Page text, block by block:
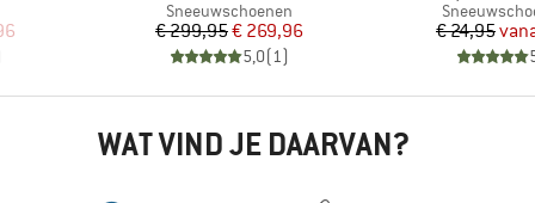
prijs
Productgroep
Sneeuwschoenen
Prijs
€ 299,95Verlaagde prijs
€ 269,96
5,0(1)
€ 24,95
WAT VIND JE DAARVAN?